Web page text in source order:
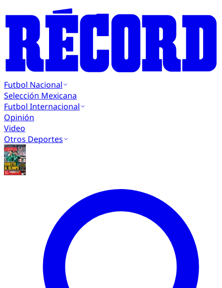
Futbol Nacional
Selección Mexicana
Futbol Internacional
Opinión
Video
Otros Deportes